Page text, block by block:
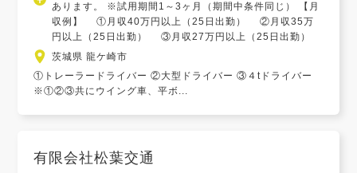
あります。 ※試用期間1～3ヶ月（期間中条件同じ） 【月
収例】 ①月収40万円以上（25日出勤） ②月収35万
円以上（25日出勤） ③月収27万円以上（25日出勤）
茨城県 龍ケ崎市
①トレーラードライバー ②大型ドライバー ③４tドライバー
※①②③共にウイング車、平ボ...
有限会社松葉交通